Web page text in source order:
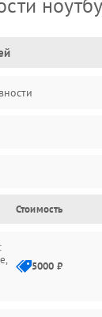
сбои
Стоимость
5000 ₽